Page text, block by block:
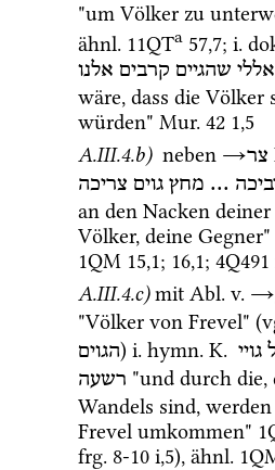
"um Völker zu
ähnl. 11QTa 57,7; i.
אללי שהגיים קרבים אלנו
wäre, dass die Völker
würden" Mur. 42 1,5
A.III.4.b) neben →צר
... מחץ גוים צריכה
an den Nacken deiner
Völker, deine Gegner"
1QM 15,1; 16,1; 4Q491
A.III.4.c)mit Abl. v. →
"Völker von Frevel" (
הגוים) i. hymn. K. גויי
רשעה "und durch
Wandels sind,
Frevel umkommen"
frg. 8-10 i,5), ähnl.